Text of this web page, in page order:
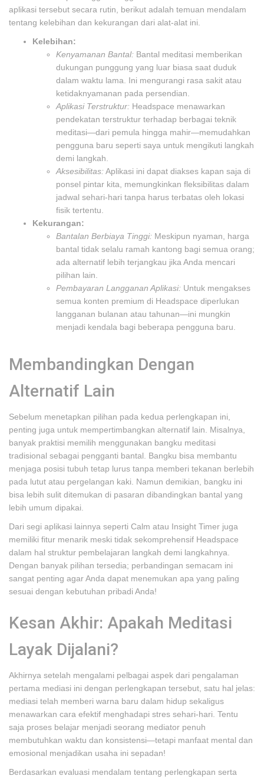
aplikasi tersebut secara rutin, berikut adalah temuan mendalam
tentang kelebihan dan kekurangan dari alat-alat ini.
Kelebihan:
Kenyamanan Bantal: Bantal meditasi memberikan
dukungan punggung yang luar biasa saat duduk
dalam waktu lama. Ini mengurangi rasa sakit atau
ketidaknyamanan pada persendian.
Aplikasi Terstruktur: Headspace menawarkan
pendekatan terstruktur terhadap berbagai teknik
meditasi—dari pemula hingga mahir—memudahkan
pengguna baru seperti saya untuk mengikuti langkah
demi langkah.
Aksesibilitas: Aplikasi ini dapat diakses kapan saja di
ponsel pintar kita, memungkinkan fleksibilitas dalam
jadwal sehari-hari tanpa harus terbatas oleh lokasi
fisik tertentu.
Kekurangan:
Bantalan Berbiaya Tinggi: Meskipun nyaman, harga
bantal tidak selalu ramah kantong bagi semua orang;
ada alternatif lebih terjangkau jika Anda mencari
pilihan lain.
Pembayaran Langganan Aplikasi: Untuk mengakses
semua konten premium di Headspace diperlukan
langganan bulanan atau tahunan—ini mungkin
menjadi kendala bagi beberapa pengguna baru.
Membandingkan Dengan
Alternatif Lain
Sebelum menetapkan pilihan pada kedua perlengkapan ini,
penting juga untuk mempertimbangkan alternatif lain. Misalnya,
banyak praktisi memilih menggunakan bangku meditasi
tradisional sebagai pengganti bantal. Bangku bisa membantu
menjaga posisi tubuh tetap lurus tanpa memberi tekanan berlebih
pada lutut atau pergelangan kaki. Namun demikian, bangku ini
bisa lebih sulit ditemukan di pasaran dibandingkan bantal yang
lebih umum dipakai.
Dari segi aplikasi lainnya seperti Calm atau Insight Timer juga
memiliki fitur menarik meski tidak sekomprehensif Headspace
dalam hal struktur pembelajaran langkah demi langkahnya.
Dengan banyak pilihan tersedia; perbandingan semacam ini
sangat penting agar Anda dapat menemukan apa yang paling
sesuai dengan kebutuhan pribadi Anda!
Kesan Akhir: Apakah Meditasi
Layak Dijalani?
Akhirnya setelah mengalami pelbagai aspek dari pengalaman
pertama mediasi ini dengan perlengkapan tersebut, satu hal jelas:
mediasi telah memberi warna baru dalam hidup sekaligus
menawarkan cara efektif menghadapi stres sehari-hari. Tentu
saja proses belajar menjadi seorang mediator penuh
membutuhkan waktu dan konsistensi—tetapi manfaat mental dan
emosional menjadikan usaha ini sepadan!
Berdasarkan evaluasi mendalam tentang perlengkapan serta